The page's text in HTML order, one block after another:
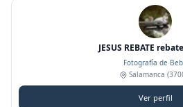
JESUS REBATE
Fotografía de
Salamanca
Ver perfil